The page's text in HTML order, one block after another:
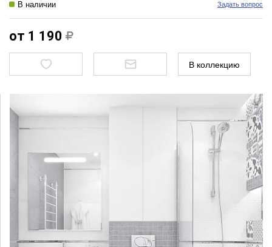
В наличии Задать вопрос
от 1 190
В коллекцию